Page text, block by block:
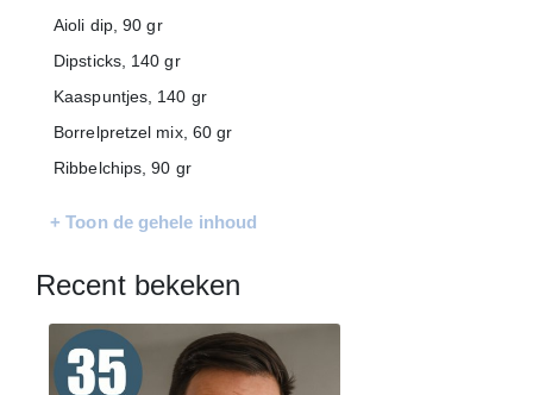
Aioli dip, 90 gr
Dipsticks, 140 gr
Kaaspuntjes, 140 gr
Borrelpretzel mix, 60 gr
Ribbelchips, 90 gr
Spaanse fuet, 150 gr
Jong belegen kaas, 140 gr
Verpakt in een feestelijke kerstdoos
+ Toon de gehele inhoud
Recent bekeken